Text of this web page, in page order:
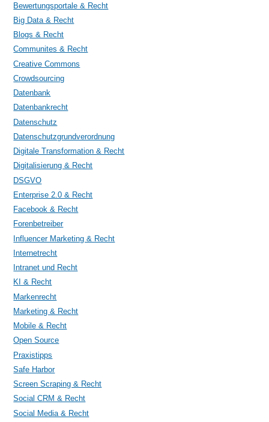
Bewertungsportale & Recht
Big Data & Recht
Blogs & Recht
Communites & Recht
Creative Commons
Crowdsourcing
Datenbank
Datenbankrecht
Datenschutz
Datenschutzgrundverordnung
Digitale Transformation & Recht
Digitalisierung & Recht
DSGVO
Enterprise 2.0 & Recht
Facebook & Recht
Forenbetreiber
Influencer Marketing & Recht
Internetrecht
Intranet und Recht
KI & Recht
Markenrecht
Marketing & Recht
Mobile & Recht
Open Source
Praxistipps
Safe Harbor
Screen Scraping & Recht
Social CRM & Recht
Social Media & Recht